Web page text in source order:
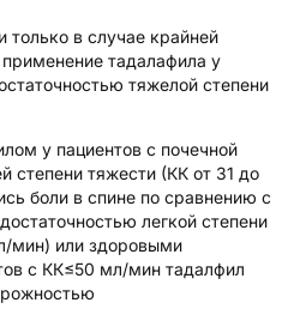
в случае крайней
тадалафила у
тяжелой степени
у пациентов с почечной
степени тяжести (КК от 31 до
боли в спине по сравнению с
легкой степени
мин) или здоровыми
с КК≤50 мл/мин тадалфил